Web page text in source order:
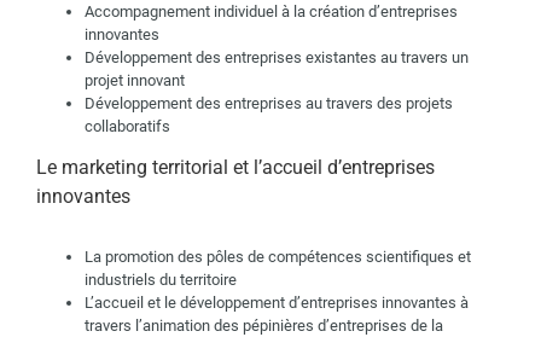
Accompagnement individuel à la création d’entreprises
innovantes
Développement des entreprises existantes au travers un
projet innovant
Développement des entreprises au travers des projets
collaboratifs
Le marketing territorial et l’accueil d’entreprises
innovantes
La promotion des pôles de compétences scientifiques et
industriels du territoire
L’accueil et le développement d’entreprises innovantes à
travers l’animation des pépinières d’entreprises de la